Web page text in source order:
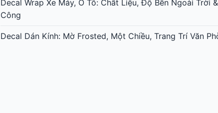
Decal Wrap Xe Máy, Ô Tô: Chất Liệu, Độ Bền Ngoài Trời
Công
Decal Dán Kính: Mờ Frosted, Một Chiều, Trang Trí Văn